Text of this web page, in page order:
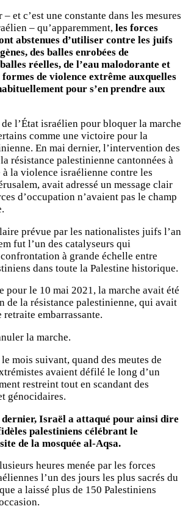
et c’est une constante dans les mesures
– qu’apparemment, les forces
abstenues d’utiliser contre les juifs
des balles enrobées de
réelles, de l’eau malodorante et
de violence extrême auxquelles
pour s’en prendre aux
l’État israélien pour bloquer la marche
comme une victoire pour la
En mai dernier, l’intervention des
résistance palestinienne cantonnées à
à la violence israélienne contre les
avait adressé un message clair
d’occupation n’avaient pas le champ
prévue par les nationalistes juifs l’an
fut l’un des catalyseurs qui
à grande échelle entre
dans toute la Palestine historique.
pour le 10 mai 2021, la marche avait été
de la résistance palestinienne, qui avait
embarrassante.
la marche.
mois suivant, quand des meutes de
avaient défilé le long d’un
restreint tout en scandant des
génocidaires.
Israël a attaqué pour ainsi dire
palestiniens célébrant le
de la mosquée al-Aqsa.
heures menée par les forces
l’un des jours les plus sacrés du
a laissé plus de 150 Palestiniens